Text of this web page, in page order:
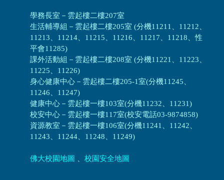
學務長室－雲起樓二樓207室
生活輔導組 － 雲起樓二樓205室 (分機11211、11212、
11213、11214、11215、11216、11217、11218、性
平會11285)
課外活動組 － 雲起樓二樓208室 (分機11221、11223、
11225、11226)
身心健康中心 － 雲起樓二樓205-1室(分機11245、
11246、11247)
健康中心－ 雲起樓一樓103室(分機11232、11231)
校安中心－ 雲起樓一樓117室(校安電話03-9874858)
資源教室 － 雲起樓一樓106室(分機11241、11242、
11243、11244、11248、11249)
佛大校園地圖 校園安全地圖